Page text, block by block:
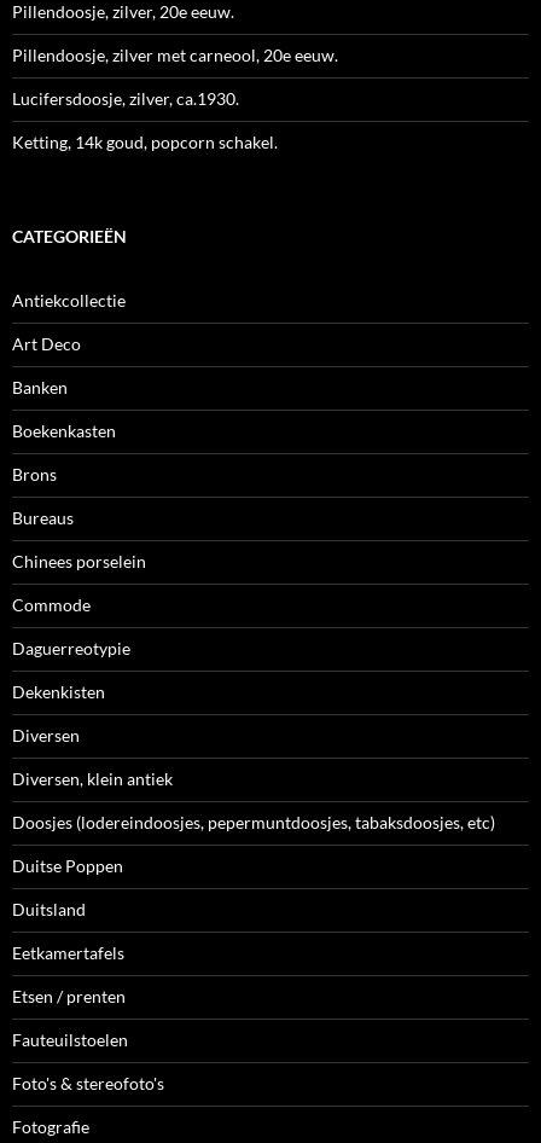
Pillendoosje, zilver, 20e eeuw.
Pillendoosje, zilver met carneool, 20e eeuw.
Lucifersdoosje, zilver, ca.1930.
Ketting, 14k goud, popcorn schakel.
CATEGORIEËN
Antiekcollectie
Art Deco
Banken
Boekenkasten
Brons
Bureaus
Chinees porselein
Commode
Daguerreotypie
Dekenkisten
Diversen
Diversen, klein antiek
Doosjes (lodereindoosjes, pepermuntdoosjes, tabaksdoosjes, etc)
Duitse Poppen
Duitsland
Eetkamertafels
Etsen / prenten
Fauteuilstoelen
Foto's & stereofoto's
Fotografie